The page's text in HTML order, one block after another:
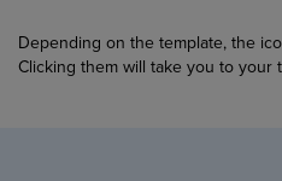
Depending on the template, the
Clicking them will take you to your